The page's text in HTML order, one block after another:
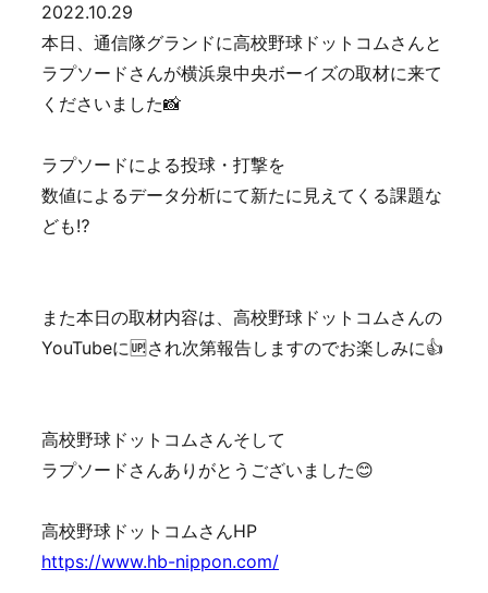
2022.10.29
本日、通信隊グランドに高校野球ドットコムさんと
ラプソードさんが横浜泉中央ボーイズの取材に来て
くださいました📸
ラプソードによる投球・打撃を
数値によるデータ分析にて新たに見えてくる課題な
ども⁉️
また本日の取材内容は、高校野球ドットコムさんの
YouTubeに🆙され次第報告しますのでお楽しみに👍
高校野球ドットコムさんそして
ラプソードさんありがとうございました😊
高校野球ドットコムさんHP
https://www.hb-nippon.com/